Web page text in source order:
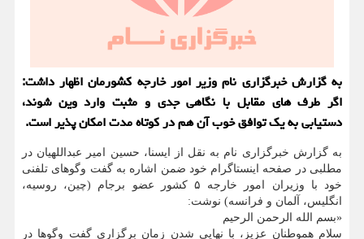
به گزارش خبرگزاری نام وزیر امور خارجه کشورمان اظهار داشت:
اگر طرف های مقابل با نگاهی جدی و مثبت وارد وین شوند،
دستیابی به یک توافق خوب آن هم در کوتاه مدت امکان پذیر است.
به گزارش خبرگزاری نام به نقل از ایسنا، حسین امیر عبداللهیان در
مطلبی در صفحه اینستاگرام خود ضمن اشاره به گفت وگوهای تلفنی
خود با وزیران امور خارجه ۵ کشور عضو برجام (چین، روسیه،
انگلیس، آلمان و فرانسه) نوشت:
«بسم الله الرحمن الرحیم
سلام هموطنان عزیز، با نهایی شدن زمان برگزاری گفت وگوها در